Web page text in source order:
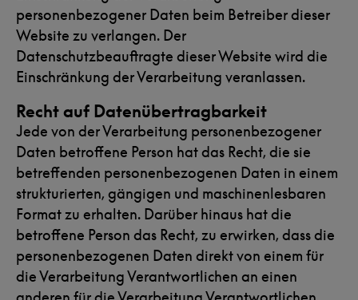
personenbezogener Daten beim Betreiber dieser
Website zu verlangen. Der
Datenschutzbeauftragte dieser Website wird die
Einschränkung der Verarbeitung veranlassen.
Recht auf Datenübertragbarkeit
Jede von der Verarbeitung personenbezogener
Daten betroffene Person hat das Recht, die sie
betreffenden personenbezogenen Daten in einem
strukturierten, gängigen und maschinenlesbaren
Format zu erhalten. Darüber hinaus hat die
betroffene Person das Recht, zu erwirken, dass die
personenbezogenen Daten direkt von einem für
die Verarbeitung Verantwortlichen an einen